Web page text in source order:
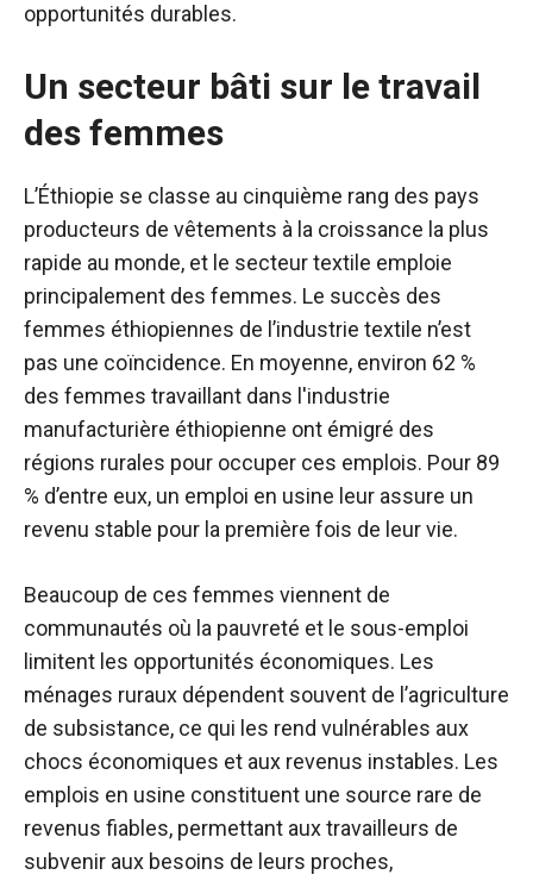
opportunités durables.
Un secteur bâti sur le travail
des femmes
L’Éthiopie se classe au cinquième rang des pays
producteurs de vêtements à la croissance la plus
rapide au monde, et le secteur textile emploie
principalement des femmes. Le succès des
femmes éthiopiennes de l’industrie textile n’est
pas une coïncidence. En moyenne, environ 62 %
des femmes travaillant dans l'industrie
manufacturière éthiopienne ont émigré des
régions rurales pour occuper ces emplois. Pour 89
% d’entre eux, un emploi en usine leur assure un
revenu stable pour la première fois de leur vie.
Beaucoup de ces femmes viennent de
communautés où la pauvreté et le sous-emploi
limitent les opportunités économiques. Les
ménages ruraux dépendent souvent de l’agriculture
de subsistance, ce qui les rend vulnérables aux
chocs économiques et aux revenus instables. Les
emplois en usine constituent une source rare de
revenus fiables, permettant aux travailleurs de
subvenir aux besoins de leurs proches,